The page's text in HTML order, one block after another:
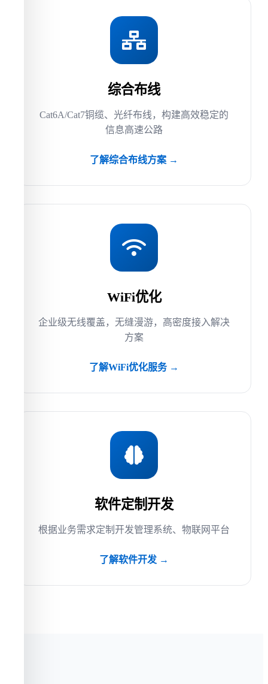
综合布线
Cat6A/Cat7铜缆、光纤布线，构建高效稳定的
信息高速公路
了解综合布线方案 →
WiFi优化
企业级无线覆盖，无缝漫游，高密度接入解决
方案
了解WiFi优化服务 →
软件定制开发
根据业务需求定制开发管理系统、物联网平台
了解软件开发 →